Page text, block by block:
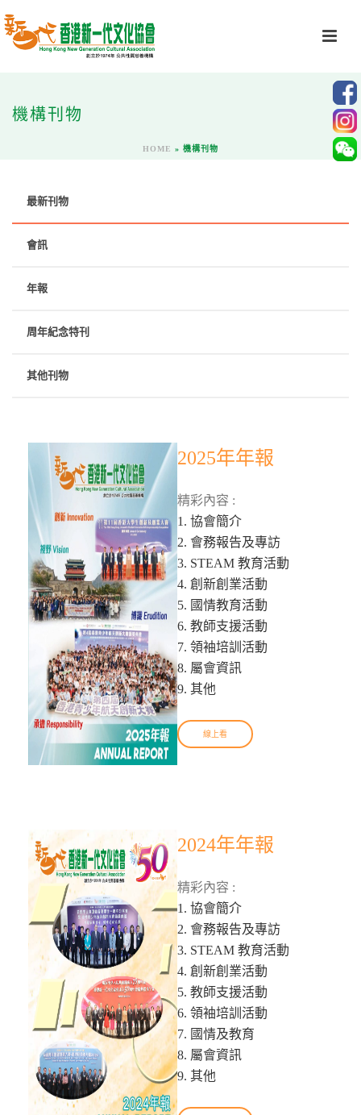
機構刊物
HOME » 機構刊物
最新刊物
會訊
年報
周年紀念特刊
其他刊物
2025年年報
精彩內容 :
1. 協會簡介
2. 會務報告及專訪
3. STEAM 教育活動
4. 創新創業活動
5. 國情教育活動
6. 教師支援活動
7. 領袖培訓活動
8. 屬會資訊
9. 其他
線上看
2024年年報
精彩內容 :
1. 協會簡介
2. 會務報告及專訪
3. STEAM 教育活動
4. 創新創業活動
5. 教師支援活動
6. 領袖培訓活動
7. 國情及教育
8. 屬會資訊
9. 其他